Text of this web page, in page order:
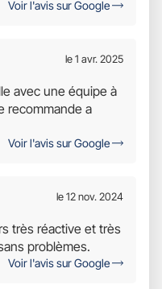
Voir l'avis sur Google
le 1 avr. 2025
avec une équipe à
recommande a
Voir l'avis sur Google
le 12 nov. 2024
très réactive et très
problèmes.
Voir l'avis sur Google